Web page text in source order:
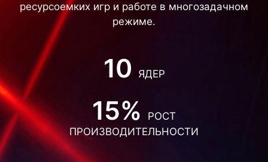
ресурсоемких игр и работе в многозадачном
режиме.
10 ЯДЕР
15%
РОСТ
ПРОИЗВОДИТЕЛЬНОСТИ